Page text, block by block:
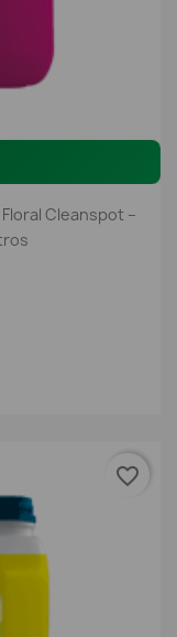
Cleanspot –
favorite_border